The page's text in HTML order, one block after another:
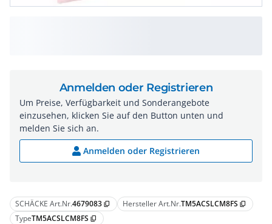
SCHÄCKE Art.Nr.4679083 content_copy Hersteller Art.Nr.TM5ACSLCM8FS content_copy
TypeTM5ACSLCM8FS content_copy
Anmelden oder Registrieren
Um Preise, Verfügbarkeit und Sonderangebote
einzusehen, klicken Sie auf den Button unten und
melden Sie sich an.
Anmelden oder Registrieren